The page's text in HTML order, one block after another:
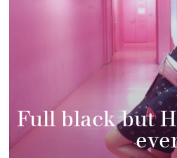
Full black but